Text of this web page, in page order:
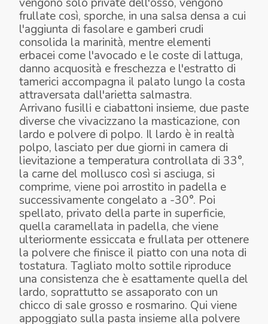
frullate così, sporche, in una salsa densa a cui
l'aggiunta di fasolare e gamberi crudi
consolida la marinità, mentre elementi
erbacei come l'avocado e le coste di lattuga,
danno acquosità e freschezza e l'estratto di
tamerici accompagna il palato lungo la costa
attraversata dall'arietta salmastra.
Arrivano fusilli e ciabattoni insieme, due paste
diverse che vivacizzano la masticazione, con
lardo e polvere di polpo. Il lardo è in realtà
polpo, lasciato per due giorni in camera di
lievitazione a temperatura controllata di 33°,
la carne del mollusco così si asciuga, si
comprime, viene poi arrostito in padella e
successivamente congelato a -30°. Poi
spellato, privato della parte in superficie,
quella caramellata in padella, che viene
ulteriormente essiccata e frullata per ottenere
la polvere che finisce il piatto con una nota di
tostatura. Tagliato molto sottile riproduce
una consistenza che è esattamente quella del
lardo, soprattutto se assaporato con un
chicco di sale grosso e rosmarino. Qui viene
appoggiato sulla pasta insieme alla polvere